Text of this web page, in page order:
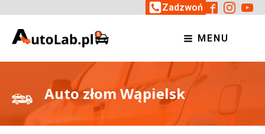
Zadzwoń
MENU
Auto złom Wąpielsk